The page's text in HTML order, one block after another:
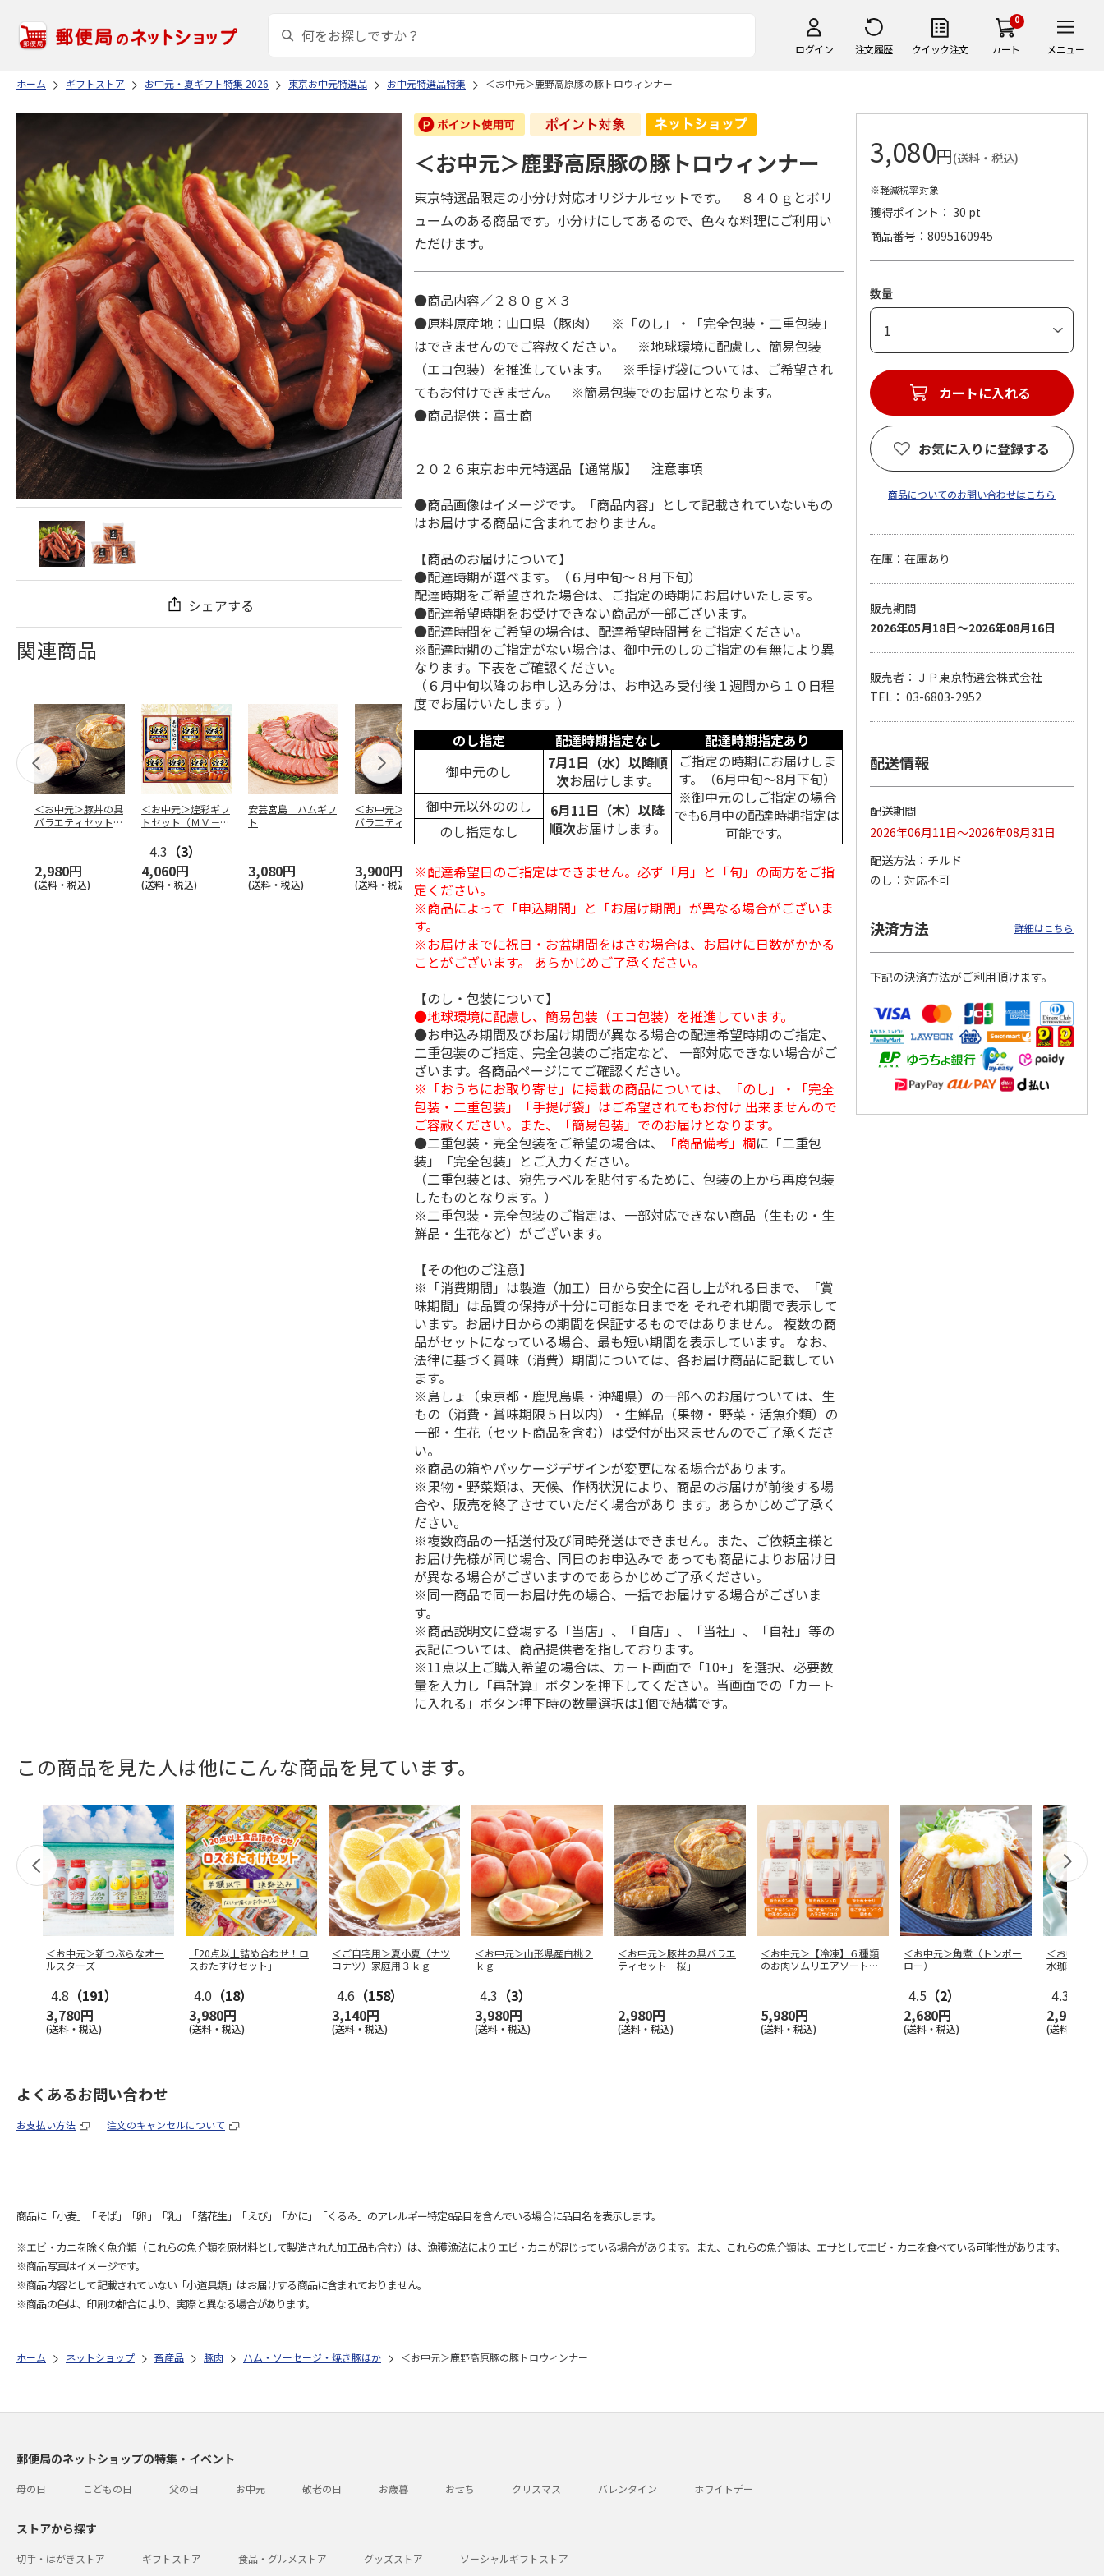
ログイン 注文履歴 クイック注文
0
カート メニュー
ホーム ギフトストア お中元・夏ギフト特集 2026 東京お中元特選品 お中元特選品特集 ＜お中元＞鹿野高原豚の豚トロウィンナー
シェアする
関連商品
＜お中元＞豚丼の具
バラエティセット
2,980円
(送料・税込)
＜お中元＞煌彩ギフ
トセット（ＭＶ－５
4.3 （3）
4,060円
(送料・税込)
安芸宮島 ハムギフ
ト
3,080円
(送料・税込)
＜お中元＞豚丼の具
バラエティセット
3,900円
(送料・税込)
＜お中元＞【冷凍】
６種類のお肉ソムリ
エアソートＢＯＸ
5,980円
(送料・税込)
＜お中元＞やまがた
雪豚ロースみそ漬７
０ｇ×６
5.0（1）
3,780円
＜お中元＞モクモ
ク 原形ベーコンと
ソーセージセット
3,240円
【冷凍】北海道直送
北海道帯広の繁盛
3,980円
＜お中元＞やまがた
０ｇ×５
3,240円
(送料・税込)
の具３種セット
＜お中元＞鹿野高原豚の豚トロウィンナー
東京特選品限定の小分け対応オリジナルセットです。 ８４０ｇとボリ
ュームのある商品です。小分けにしてあるので、色々な料理にご利用い
ただけます。
●商品内容／２８０ｇ×３
●原料原産地：山口県（豚肉） ※「のし」・「完全包装・二重包装」
はできませんのでご容赦ください。 ※地球環境に配慮し、簡易包装
（エコ包装）を推進しています。 ※手提げ袋については、ご希望され
てもお付けできません。 ※簡易包装でのお届けとなります。
●商品提供：富士商
２０２６東京お中元特選品【通常版】 注意事項
●商品画像はイメージです。「商品内容」として記載されていないもの
はお届けする商品に含まれておりません。
【商品のお届けについて】
●配達時期が選べます。（６月中旬～８月下旬）
配達時期をご希望された場合は、ご指定の時期にお届けいたします。
●配達希望時期をお受けできない商品が一部ございます。
●配達時間をご希望の場合は、配達希望時間帯をご指定ください。
※配達時期のご指定がない場合は、御中元のしのご指定の有無により異
なります。下表をご確認ください。
（６月中旬以降のお申し込み分は、お申込み受付後１週間から１０日程
度でお届けいたします。）
のし指定
配達時期指定なし
配達時期指定あり
御中元のし
7月1日（水）以降順
次お届けします。
ご指定の時期にお届けしま
す。（6月中旬～8月下旬）
※御中元のしご指定の場合
でも6月中の配達時期指定は
可能です。
御中元以外ののし
6月11日（木）以降
順次お届けします。
のし指定なし
※配達希望日のご指定はできません。必ず「月」と「旬」の両方をご指
定ください。
※商品によって「申込期間」と「お届け期間」が異なる場合がございま
す。
※お届けまでに祝日・お盆期間をはさむ場合は、お届けに日数がかかる
ことがございます。 あらかじめご了承ください。
【のし・包装について】
●地球環境に配慮し、簡易包装（エコ包装）を推進しています。
●お申込み期間及びお届け期間が異なる場合の配達希望時期のご指定、
二重包装のご指定、完全包装のご指定など、 一部対応できない場合がご
ざいます。各商品ページにてご確認ください。
※「おうちにお取り寄せ」に掲載の商品については、「のし」・「完全
包装・二重包装」「手提げ袋」はご希望されてもお付け 出来ませんので
ご容赦ください。また、「簡易包装」でのお届けとなります。
●二重包装・完全包装をご希望の場合は、
「商品備考」欄に「二重包
装」「完全包装」とご入力ください。
（二重包装とは、宛先ラベルを貼付するために、包装の上から再度包装
したものとなります。）
※二重包装・完全包装のご指定は、一部対応できない商品（生もの・生
鮮品・生花など）がございます。
【その他のご注意】
※「消費期間」は製造（加工）日から安全に召し上がれる日まで、「賞
味期間」は品質の保持が十分に可能な日までを それぞれ期間で表示して
います。お届け日からの期間を保証するものではありません。 複数の商
品がセットになっている場合、最も短い期間を表示しています。 なお、
法律に基づく賞味（消費）期間については、各お届け商品に記載してい
ます。
※島しょ（東京都・鹿児島県・沖縄県）の一部へのお届けついては、生
もの（消費・賞味期限５日以内）・生鮮品（果物・ 野菜・活魚介類）の
一部・生花（セット商品を含む）は受付が出来ませんのでご了承くださ
い。
※商品の箱やパッケージデザインが変更になる場合があります。
※果物・野菜類は、天候、作柄状況により、商品のお届けが前後する場
合や、販売を終了させていただく場合があり ます。あらかじめご了承く
ださい。
※複数商品の一括送付及び同時発送はできません。また、ご依頼主様と
お届け先様が同じ場合、同日のお申込みで あっても商品によりお届け日
が異なる場合がございますのであらかじめご了承ください。
※同一商品で同一お届け先の場合、一括でお届けする場合がございま
す。
※商品説明文に登場する「当店」、「自店」、「当社」、「自社」等の
表記については、商品提供者を指しております。
※11点以上ご購入希望の場合は、カート画面で「10+」を選択、必要数
量を入力し「再計算」ボタンを押下してください。当画面での「カート
に入れる」ボタン押下時の数量選択は1個で結構です。
3,080円(送料・税込)
※軽減税率対象
獲得ポイント： 30 pt
商品番号
8095160945
数量
カートに入れる
お気に入りに登録する
商品についてのお問い合わせはこちら
在庫：在庫あり
販売期間
2026年05月18日～2026年08月16日
販売者：ＪＰ東京特選会株式会社
TEL： 03-6803-2952
配送情報
配送期間
2026年06月11日～2026年08月31日
配送方法
チルド
のし
対応不可
決済方法 詳細はこちら
下記の決済方法がご利用頂けます。
この商品を見た人は他にこんな商品を見ています。
＜お中元＞新つぶらなオー
ルスターズ
4.8 （191）
3,780円
(送料・税込)
「20点以上詰め合わせ！ロ
スおたすけセット」
4.0 （18）
3,980円
(送料・税込)
＜ご自宅用＞夏小夏（ナツ
コナツ）家庭用３ｋｇ
4.6 （158）
3,140円
(送料・税込)
＜お中元＞山形県産白桃２
ｋｇ
4.3 （3）
3,980円
(送料・税込)
＜お中元＞豚丼の具バラエ
ティセット「桜」
2,980円
(送料・税込)
＜お中元＞【冷凍】６種類
のお肉ソムリエアソートＢ
5,980円
(送料・税込)
＜お中元＞角煮（トンポー
ロー）
4.5 （2）
2,680円
(送料・税込)
＜お中元＞
水珈琲ゼリ
4.3
2,980円
(送料・税込)
よくあるお問い合わせ
お支払い方法 注文のキャンセルについて
商品に「小麦」「そば」「卵」「乳」「落花生」「えび」「かに」「くるみ」のアレルギー特定8品目を含んでいる場合に品目名を表示します。
※エビ・カニを除く魚介類（これらの魚介類を原材料として製造された加工品も含む）は、漁獲漁法によりエビ・カニが混じっている場合があります。また、これらの魚介類は、エサとしてエビ・カニを食べている可能性があります。
※商品写真はイメージです。
※商品内容として記載されていない「小道具類」はお届けする商品に含まれておりません。
※商品の色は、印刷の都合により、実際と異なる場合があります。
ホーム ネットショップ 畜産品 豚肉 ハム・ソーセージ・焼き豚ほか ＜お中元＞鹿野高原豚の豚トロウィンナー
郵便局のネットショップの特集・イベント
母の日 こどもの日 父の日 お中元 敬老の日 お歳暮 おせち クリスマス バレンタイン ホワイトデー
ストアから探す
切手・はがきストア ギフトストア 食品・グルメストア グッズストア ソーシャルギフトストア